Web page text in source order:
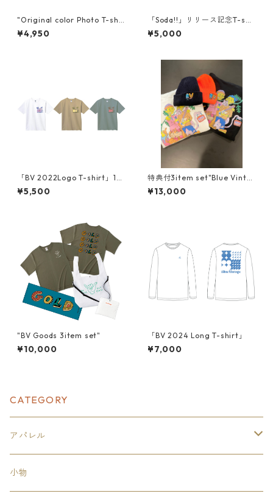
"Original color Photo T-shir
t"
¥4,950
「Soda!!」リリース記念T-shir
t¥5,000
「BV 2022Logo T-shirt」10.
2oz！
¥5,500
特典付3item set"Blue Vinta
ge × Kanta Original Goods
Special set 特注ステッカー
¥13,000
"BV Goods 3item set"
¥10,000
「BV 2024 Long T-shirt」
¥7,000
CATEGORY
アパレル
トップス
小物